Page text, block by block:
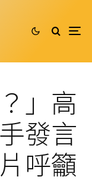
」高
發言
呼籲